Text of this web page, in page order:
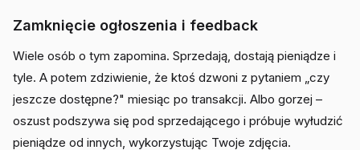
Zamknięcie ogłoszenia i feedback
Wiele osób o tym zapomina. Sprzedają, dostają pieniądze i
tyle. A potem zdziwienie, że ktoś dzwoni z pytaniem „czy
jeszcze dostępne?" miesiąc po transakcji. Albo gorzej –
oszust podszywa się pod sprzedającego i próbuje wyłudzić
pieniądze od innych, wykorzystując Twoje zdjęcia.